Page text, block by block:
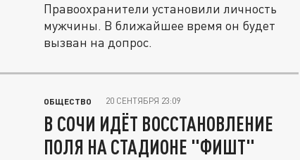
Правоохранители установили личность
мужчины. В ближайшее время он будет
вызван на допрос.
ОБЩЕСТВО 20 СЕНТЯБРЯ 23:09
В СОЧИ ИДЁТ ВОССТАНОВЛЕНИЕ
ПОЛЯ НА СТАДИОНЕ "ФИШТ"